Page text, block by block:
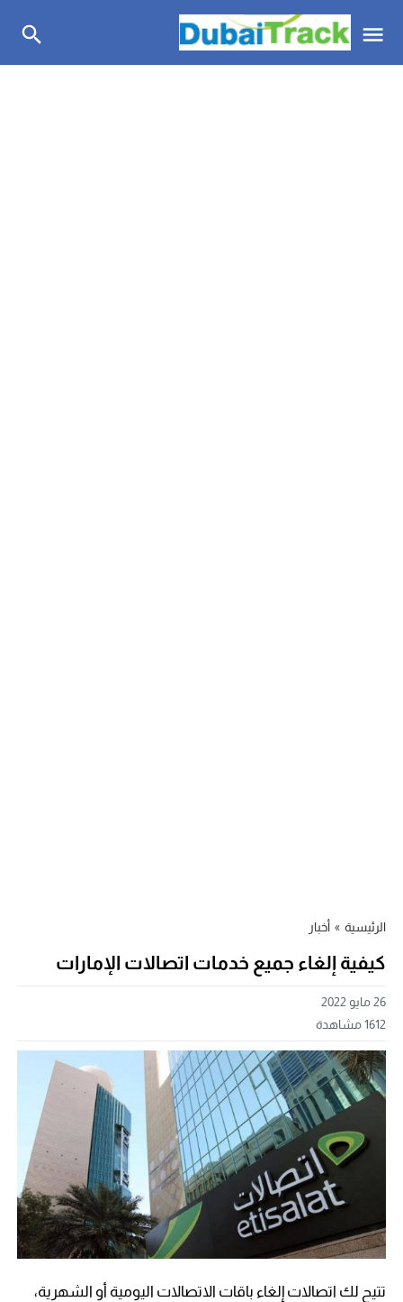
الرئيسية » أخبار
كيفية إلغاء جميع خدمات اتصالات الإمارات
26 مايو 2022
1612مشاهدة
تتيح لك اتصالات إلغاء باقات الاتصالات اليومية أو الشهرية،